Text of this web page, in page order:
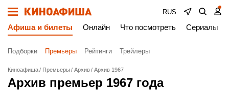
RUS
Афиша и билеты Онлайн Что посмотреть Сериалы
Подборки Премьеры Рейтинги Трейлеры
Киноафиша Премьеры Архив Архив 1967
Архив премьер 1967 года